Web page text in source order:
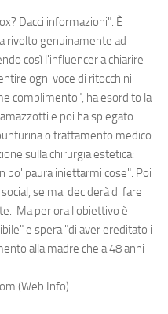
Dacci informazioni". È
rivolto genuinamente ad
così l'influencer a chiarire
ogni voce di ritocchini
complimento", ha esordito la
e poi ha spiegato:
o trattamento medico
sulla chirurgia estetica:
po' paura iniettarmi cose". Poi
se mai deciderà di fare
Ma per ora l'obiettivo è
e spera "di aver ereditato i
alla madre che a 48 anni
(Web Info)